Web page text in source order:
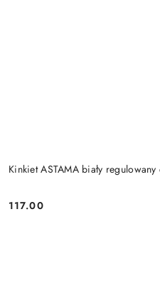
Kinkiet ASTAMA biały
Cena:
117.00